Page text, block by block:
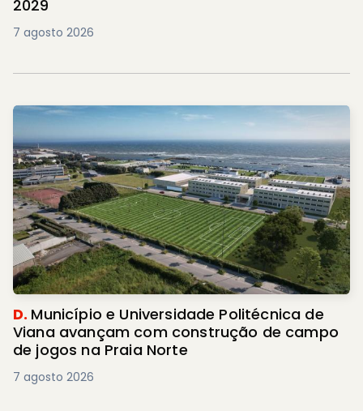
2029
7 agosto 2026
D. Município e Universidade Politécnica de
Viana avançam com construção de campo
de jogos na Praia Norte
7 agosto 2026